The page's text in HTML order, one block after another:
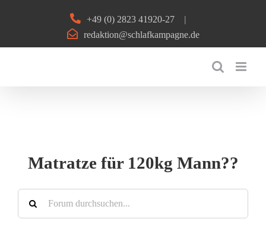
+49 (0) 2823 41920-27
|
redaktion@schlafkampagne.de
Matratze für 120kg Mann??